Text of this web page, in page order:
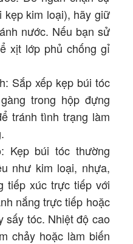
kim loại), hãy giữ
nước. Nếu bạn sử
xịt lớp phủ chống gỉ
Sắp xếp kẹp búi tóc
trong hộp đựng
tránh tình trạng làm
Kẹp búi tóc thường
như kim loại, nhựa,
tiếp xúc trực tiếp với
nắng trực tiếp hoặc
sấy tóc. Nhiệt độ cao
chảy hoặc làm biến